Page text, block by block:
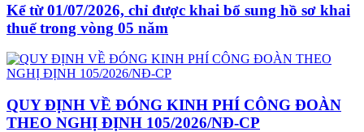
Kể từ 01/07/2026, chỉ được khai bổ sung hồ sơ khai
thuế trong vòng 05 năm
QUY ĐỊNH VỀ ĐÓNG KINH PHÍ CÔNG ĐOÀN
THEO NGHỊ ĐỊNH 105/2026/NĐ-CP